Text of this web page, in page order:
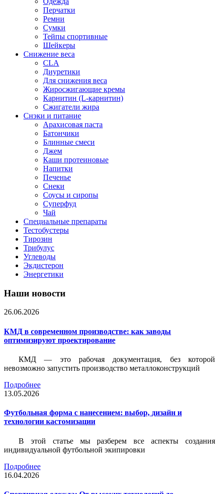
Перчатки
Ремни
Сумки
Тейпы спортивные
Шейкеры
Снижение веса
CLA
Диуретики
Для снижения веса
Жиросжигающие кремы
Карнитин (L-карнитин)
Сжигатели жира
Снэки и питание
Арахисовая паста
Батончики
Блинные смеси
Джем
Каши протеиновые
Напитки
Печенье
Снеки
Соусы и сиропы
Суперфуд
Чай
Специальные препараты
Тестобустеры
Тирозин
Трибулус
Углеводы
Экдистерон
Энергетики
Наши новости
26.06.2026
КМД в современном производстве: как заводы
оптимизируют проектирование
КМД — это рабочая документация, без которой
невозможно запустить производство металлоконструкций
Подробнее
13.05.2026
Футбольная форма с нанесением: выбор, дизайн и
технологии кастомизации
В этой статье мы разберем все аспекты создания
индивидуальной футбольной экипировки
Подробнее
16.04.2026